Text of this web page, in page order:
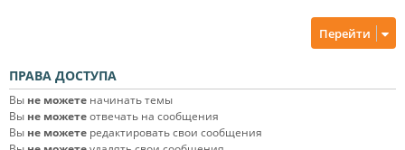
Перейти
ПРАВА ДОСТУПА
Вы не можете начинать темы
Вы не можетеотвечать на сообщения
Вы не можете редактировать свои сообщения